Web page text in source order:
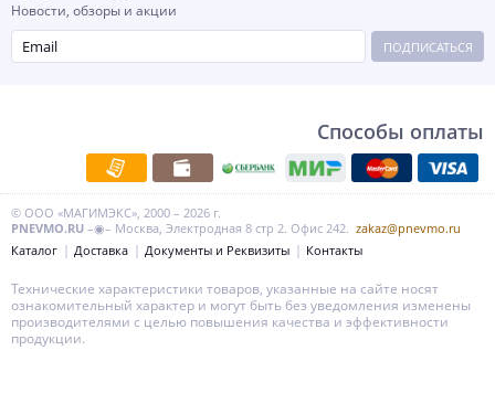
Новости, обзоры и акции
ПОДПИСАТЬСЯ
Способы оплаты
© ООО «МАГИМЭКС», 2000 – 2026 г.
PNEVMO.RU –◉– Москва, Электродная 8 стр 2. Офис 242. zakaz@pnevmo.ru
Каталог
Доставка Документы и Реквизиты Контакты
Технические характеристики товаров, указанные на сайте носят
ознакомительный характер и могут быть без уведомления изменены
производителями с целью повышения качества и эффективности
продукции.